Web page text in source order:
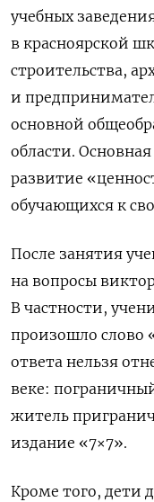
учебных
в красноярской
строительства,
и
основной
области.
развитие
обучающихся к
После занятия
на вопросы
В частности,
произошло слово
ответа нельзя
веке:
житель
издание «7×7».
Кроме того, дети